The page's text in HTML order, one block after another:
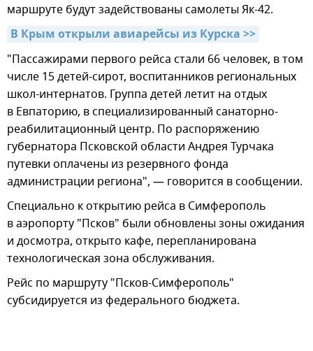
маршруте будут задействованы самолеты Як-42.
В Крым открыли авиарейсы из Курска >>
"Пассажирами первого рейса стали 66 человек, в том
числе 15 детей-сирот, воспитанников региональных
школ-интернатов. Группа детей летит на отдых
в Евпаторию, в специализированный санаторно-
реабилитационный центр. По распоряжению
губернатора Псковской области Андрея Турчака
путевки оплачены из резервного фонда
администрации региона", — говорится в сообщении.
Специально к открытию рейса в Симферополь
в аэропорту "Псков" были обновлены зоны ожидания
и досмотра, открыто кафе, перепланирована
технологическая зона обслуживания.
Рейс по маршруту "Псков-Симферополь"
субсидируется из федерального бюджета.